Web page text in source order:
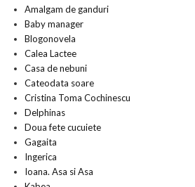
Amalgam de ganduri
Baby manager
Blogonovela
Calea Lactee
Casa de nebuni
Cateodata soare
Cristina Toma Cochinescu
Delphinas
Doua fete cucuiete
Gagaita
Ingerica
Ioana. Asa si Asa